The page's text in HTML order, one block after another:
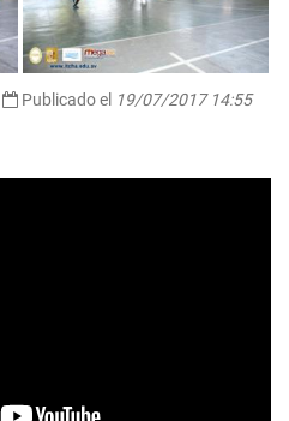
Publicado el 19/07/2017 14:55